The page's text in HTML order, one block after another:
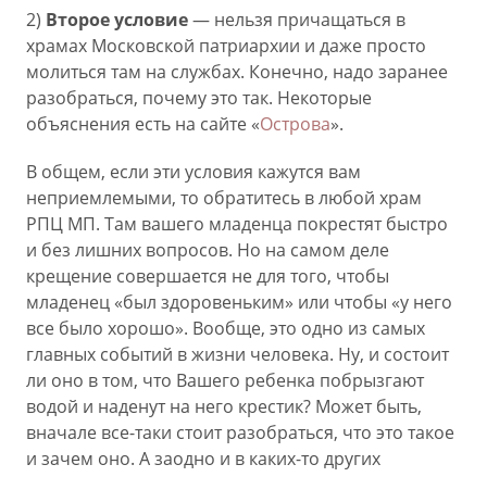
2) Второе условие— нельзя причащаться в
храмах Московской патриархии и даже просто
молиться там на службах. Конечно, надо заранее
разобраться, почему это так. Некоторые
объяснения есть на сайте «Острова».
В общем, если эти условия кажутся вам
неприемлемыми, то обратитесь в любой храм
РПЦ МП. Там вашего младенца покрестят быстро
и без лишних вопросов. Но на самом деле
крещение совершается не для того, чтобы
младенец «был здоровеньким» или чтобы «у него
все было хорошо». Вообще, это одно из самых
главных событий в жизни человека. Ну, и состоит
ли оно в том, что Вашего ребенка побрызгают
водой и наденут на него крестик? Может быть,
вначале все-таки стоит разобраться, что это такое
и зачем оно. А заодно и в каких-то других